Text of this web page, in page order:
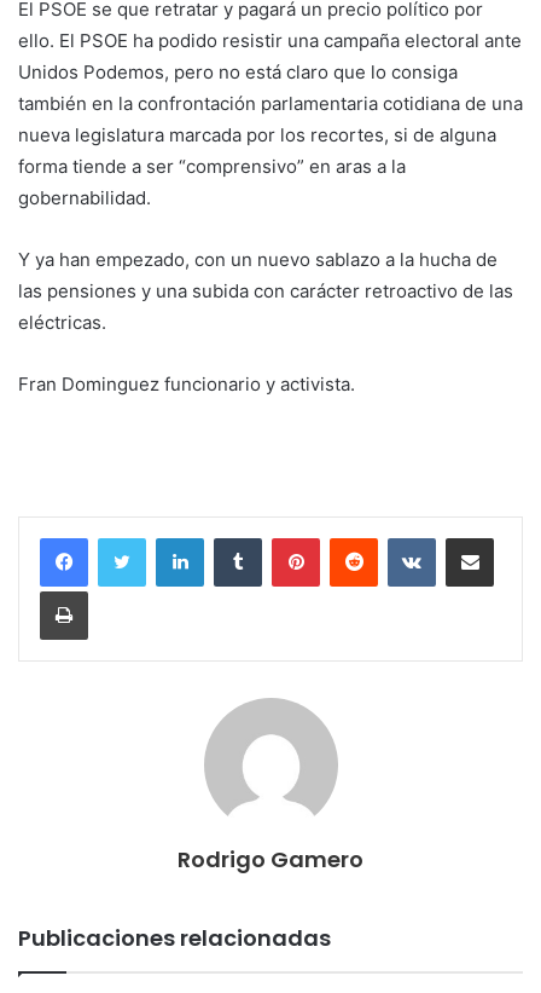
El PSOE se que retratar y pagará un precio político por
ello. El PSOE ha podido resistir una campaña electoral ante
Unidos Podemos, pero no está claro que lo consiga
también en la confrontación parlamentaria cotidiana de una
nueva legislatura marcada por los recortes, si de alguna
forma tiende a ser “comprensivo” en aras a la
gobernabilidad.
Y ya han empezado, con un nuevo sablazo a la hucha de
las pensiones y una subida con carácter retroactivo de las
eléctricas.
Fran Dominguez funcionario y activista.
Rodrigo Gamero
Publicaciones relacionadas